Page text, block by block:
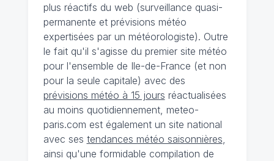
plus réactifs du web (surveillance quasi-
permanente et prévisions météo
expertisées par un météorologiste). Outre
le fait qu'il s'agisse du premier site météo
pour l'ensemble de Ile-de-France (et non
pour la seule capitale) avec des
prévisions météo à 15 jours réactualisées
au moins quotidiennement, meteo-
paris.com est également un site national
avec ses tendances météo saisonnières
ainsi qu'une formidable compilation de